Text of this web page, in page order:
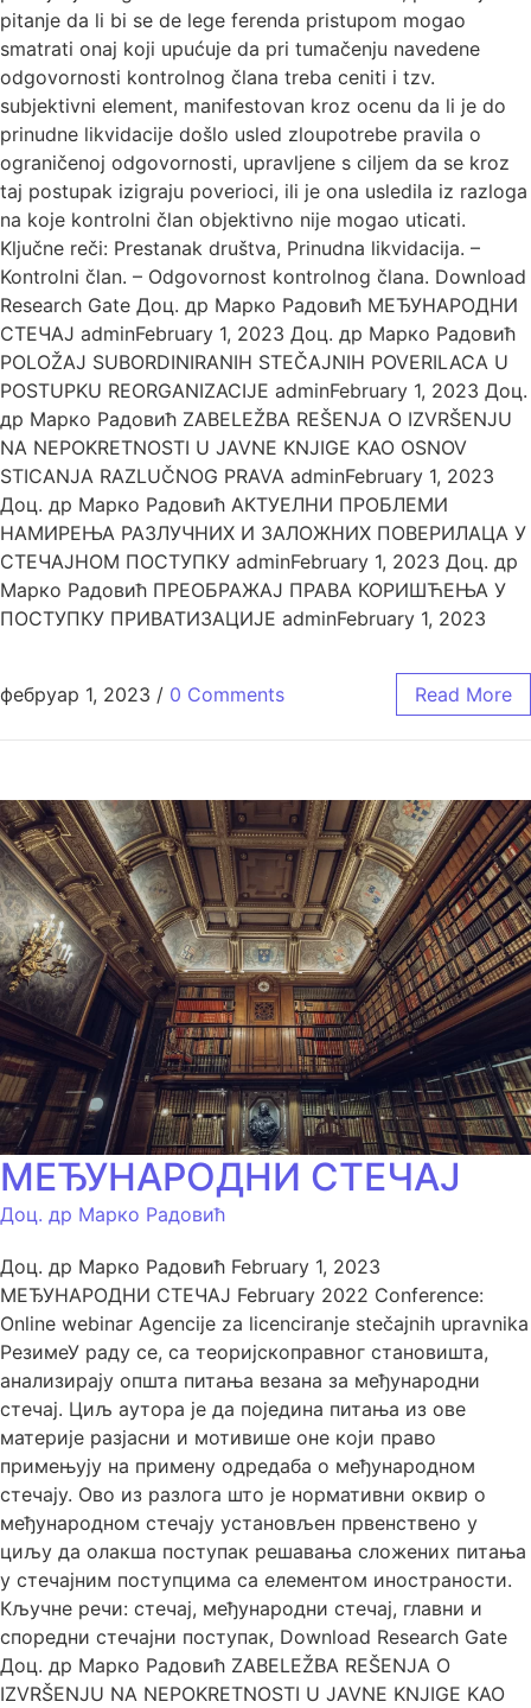
pitanje da li bi se de lege ferenda pristupom mogao
smatrati onaj koji upućuje da pri tumačenju navedene
odgovornosti kontrolnog člana treba ceniti i tzv.
subjektivni element, manifestovan kroz ocenu da li je do
prinudne likvidacije došlo usled zloupotrebe pravila o
ograničenoj odgovornosti, upravljene s ciljem da se kroz
taj postupak izigraju poverioci, ili je ona usledila iz razloga
na koje kontrolni član objektivno nije mogao uticati.
Ključne reči: Prestanak društva, Prinudna likvidacija. –
Kontrolni član. – Odgovornost kontrolnog člana. Download
Research Gate Доц. др Марко Радовић МЕЂУНАРОДНИ
СТЕЧАЈ adminFebruary 1, 2023 Доц. др Марко Радовић
POLOŽAJ SUBORDINIRANIH STEČAJNIH POVERILACA U
POSTUPKU REORGANIZACIJE adminFebruary 1, 2023 Доц.
др Марко Радовић ZABELEŽBA REŠENJA O IZVRŠENJU
NA NEPOKRETNOSTI U JAVNE KNJIGE KAO OSNOV
STICANJA RAZLUČNOG PRAVA adminFebruary 1, 2023
Доц. др Марко Радовић АКТУЕЛНИ ПРОБЛЕМИ
НАМИРЕЊА РАЗЛУЧНИХ И ЗАЛОЖНИХ ПОВЕРИЛАЦА У
СТЕЧАЈНОМ ПОСТУПКУ adminFebruary 1, 2023 Доц. др
Марко Радовић ПРЕОБРАЖАЈ ПРАВА КОРИШЋЕЊА У
ПОСТУПКУ ПРИВАТИЗАЦИЈЕ adminFebruary 1, 2023
фебруар 1, 2023 / 0 Comments Read More
МЕЂУНАРОДНИ СТЕЧАЈ
Доц. др Марко Радовић
Доц. др Марко Радовић February 1, 2023
МЕЂУНАРОДНИ СТЕЧАЈ February 2022 Conference:
Online webinar Agencije za licenciranje stečajnih upravnika
РезимеУ раду се, са теоријскоправног становишта,
анализирају општа питања везана за међународни
стечај. Циљ аутора је да поједина питања из ове
материје разјасни и мотивише оне који право
примењују на примену одредаба о међународном
стечају. Ово из разлога што је нормативни оквир о
међународном стечају установљен првенствено у
циљу да олакша поступак решавања сложених питања
у стечајним поступцима са елементом иностраности.
Кључне речи: стечај, међународни стечај, главни и
споредни стечајни поступак, Download Research Gate
Доц. др Марко Радовић ZABELEŽBA REŠENJA O
IZVRŠENJU NA NEPOKRETNOSTI U JAVNE KNJIGE KAO